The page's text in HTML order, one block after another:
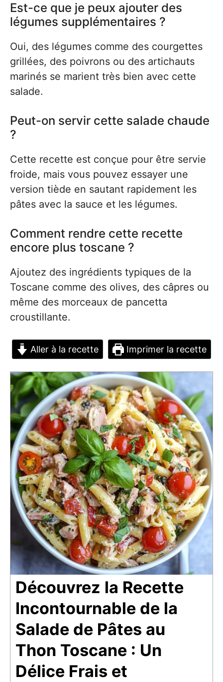
Est-ce que je peux ajouter des
légumes supplémentaires ?
Oui, des légumes comme des courgettes
grillées, des poivrons ou des artichauts
marinés se marient très bien avec cette
salade.
Peut-on servir cette salade chaude
?
Cette recette est conçue pour être servie
froide, mais vous pouvez essayer une
version tiède en sautant rapidement les
pâtes avec la sauce et les légumes.
Comment rendre cette recette
encore plus toscane ?
Ajoutez des ingrédients typiques de la
Toscane comme des olives, des câpres ou
même des morceaux de pancetta
croustillante.
Aller à la recette Imprimer la recette
Découvrez la Recette
Incontournable de la
Salade de Pâtes au
Thon Toscane : Un
Délice Frais et